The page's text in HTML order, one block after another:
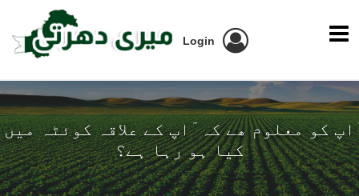
Login
ٓاپ کو معلوم ھے کہ ٓاپ کے علاقہ کوئٹہ میں
کیا ہو رہا ہے؟